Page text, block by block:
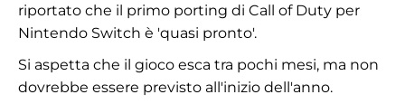
riportato che il primo porting di Call of Duty per
Nintendo Switch è 'quasi pronto'.
Si aspetta che il gioco esca tra pochi mesi, ma non
dovrebbe essere previsto all'inizio dell'anno.